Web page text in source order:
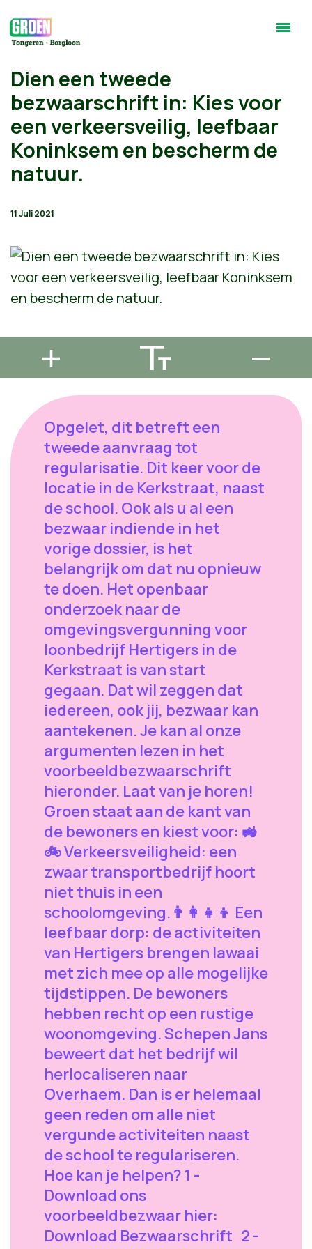
Dien een tweede
bezwaarschrift in: Kies voor
een verkeersveilig, leefbaar
Koninksem en bescherm de
natuur.
11 Juli 2021
Opgelet, dit betreft een
tweede aanvraag tot
regularisatie. Dit keer voor de
locatie in de Kerkstraat, naast
de school. Ook als u al een
bezwaar indiende in het
vorige dossier, is het
belangrijk om dat nu opnieuw
te doen. Het openbaar
onderzoek naar de
omgevingsvergunning voor
loonbedrijf Hertigers in de
Kerkstraat is van start
gegaan. Dat wil zeggen dat
iedereen, ook jij, bezwaar kan
aantekenen. Je kan al onze
argumenten lezen in het
voorbeeldbezwaarschrift
hieronder. Laat van je horen!
Groen staat aan de kant van
de bewoners en kiest voor: 🚜
🚲 Verkeersveiligheid: een
zwaar transportbedrijf hoort
niet thuis in een
schoolomgeving.👨‍👩‍👧‍👦 Een
leefbaar dorp: de activiteiten
van Hertigers brengen lawaai
met zich mee op alle mogelijke
tijdstippen. De bewoners
hebben recht op een rustige
woonomgeving. Schepen Jans
beweert dat het bedrijf wil
herlocaliseren naar
Overhaem. Dan is er helemaal
geen reden om alle niet
vergunde activiteiten naast
de school te regulariseren.
Hoe kan je helpen? 1 -
Download ons
voorbeeldbezwaar hier:
Download Bezwaarschrift 2 -